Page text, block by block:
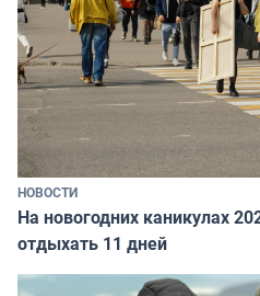
НОВОСТИ
На новогодних каникулах
отдыхать 11 дней